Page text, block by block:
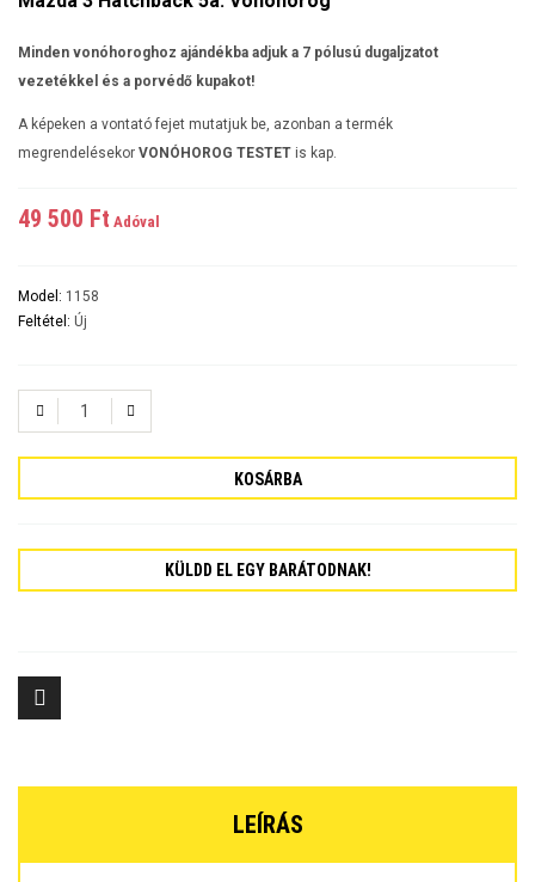
Minden vonóhoroghoz ajándékba adjuk a 7 pólusú dugaljzatot
vezetékkel és a porvédő kupakot!
A képeken a vontató fejet mutatjuk be, azonban a termék
megrendelésekor VONÓHOROG TESTET is kap.
49 500 Ft‎ Adóval
Model: 1158
Feltétel: Új
KOSÁRBA
KÜLDD EL EGY BARÁTODNAK!
LEÍRÁS